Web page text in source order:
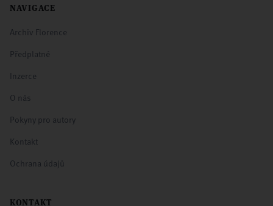
NAVIGACE
Archiv Florence
Předplatné
Inzerce
O nás
Pokyny pro autory
Kontakt
Ochrana údajů
KONTAKT